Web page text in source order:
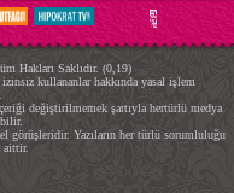
Hakları Saklıdır. (0,19)
kullananlar hakkında yasal işlem
değiştirilmemek şartıyla hertürlü medya
görüşleridir. Yazıların her türlü sorumluluğu
aittir.